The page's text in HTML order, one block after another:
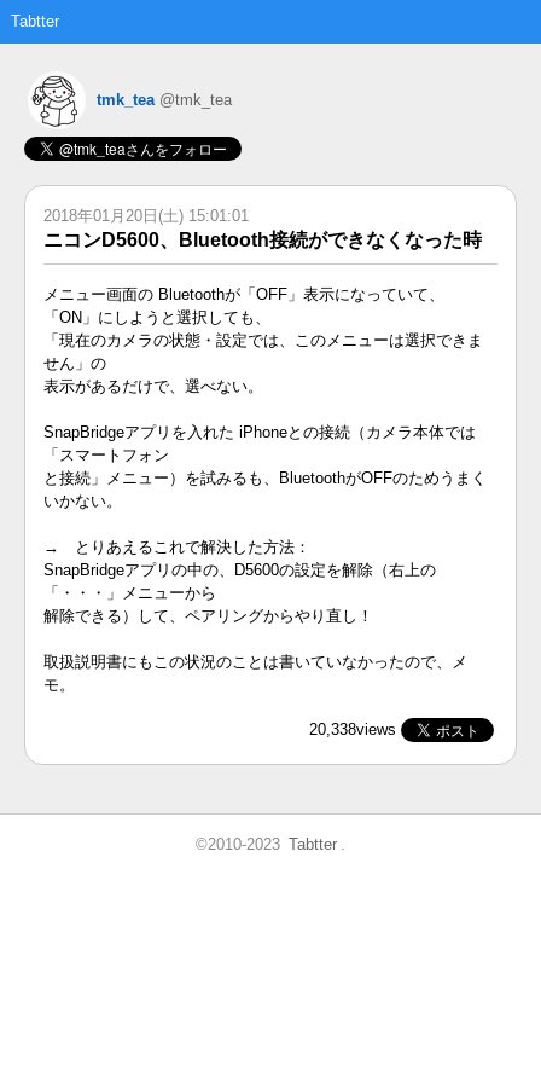
Tabtter
tmk_tea @tmk_tea
2018年01月20日(土) 15:01:01
ニコンD5600、Bluetooth接続ができなくなった時
メニュー画面の Bluetoothが「OFF」表示になっていて、
「ON」にしようと選択しても、
「現在のカメラの状態・設定では、このメニューは選択できま
せん」の
表示があるだけで、選べない。
SnapBridgeアプリを入れた iPhoneとの接続（カメラ本体では
「スマートフォン
と接続」メニュー）を試みるも、BluetoothがOFFのためうまく
いかない。
→ とりあえるこれで解決した方法：
SnapBridgeアプリの中の、D5600の設定を解除（右上の
「・・・」メニューから
解除できる）して、ペアリングからやり直し！
取扱説明書にもこの状況のことは書いていなかったので、メ
モ。
20,338views
©2010-2023 Tabtter .